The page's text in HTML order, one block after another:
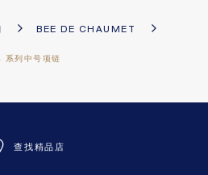
BEE DE CHAUMET
列中号项链
查找精品店